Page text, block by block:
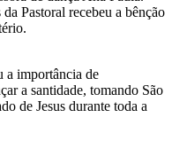
Pastoral recebeu a bênção
a importância de
a santidade, tomando São
de Jesus durante toda a